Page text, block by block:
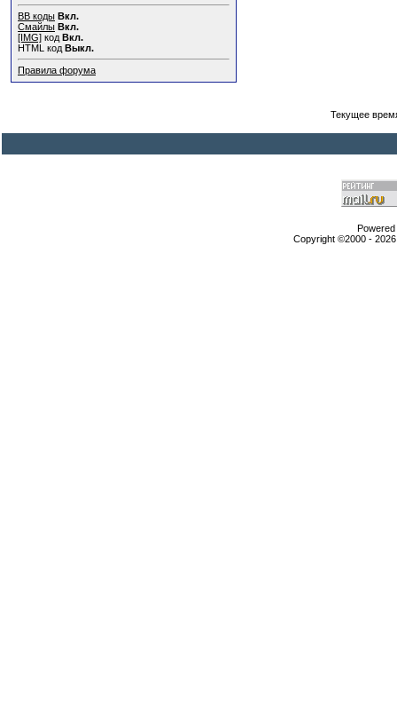
BB коды Вкл.
Смайлы Вкл.
[IMG] код Вкл.
HTML код Выкл.
Правила форума
Текущее
Copyright ©2000 -